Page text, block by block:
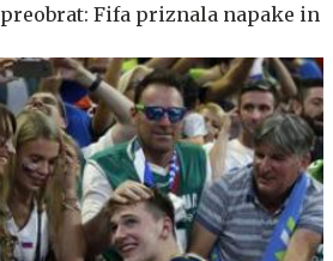
Fifa priznala napake in